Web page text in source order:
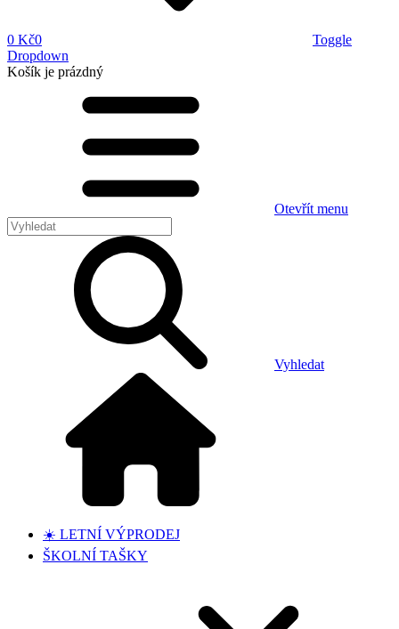
0 Kč0
Toggle
Dropdown
Košík je prázdný
Otevřít menu
Vyhledat
☀️ LETNÍ VÝPRODEJ
ŠKOLNÍ TAŠKY